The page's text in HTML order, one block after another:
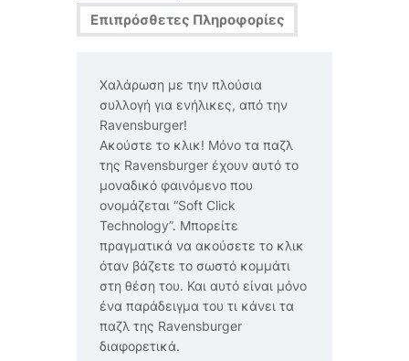
Επιπρόσθετες Πληροφορίες
Χαλάρωση με την πλούσια
συλλογή για ενήλικες, από την
Ravensburger!
Ακούστε το κλικ! Μόνο τα παζλ
της Ravensburger έχουν αυτό το
μοναδικό φαινόμενο που
ονομάζεται “Soft Click
Technology”. Μπορείτε
πραγματικά να ακούσετε το κλικ
όταν βάζετε το σωστό κομμάτι
στη θέση του. Και αυτό είναι μόνο
ένα παράδειγμα του τι κάνει τα
παζλ της Ravensburger
διαφορετικά.